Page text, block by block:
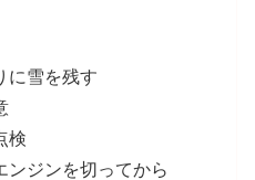
に雪を残す
検
ジンを切ってから